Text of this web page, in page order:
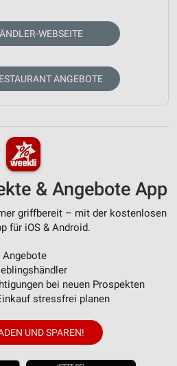
WEBSEITE
ANGEBOTE
& Angebote App
griffbereit – mit der kostenlosen
für iOS & Android.
Angebote
bei neuen Prospekten
stressfrei planen
UND SPAREN!